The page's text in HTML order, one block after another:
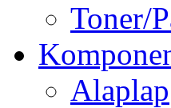
Toner/
Alaplap